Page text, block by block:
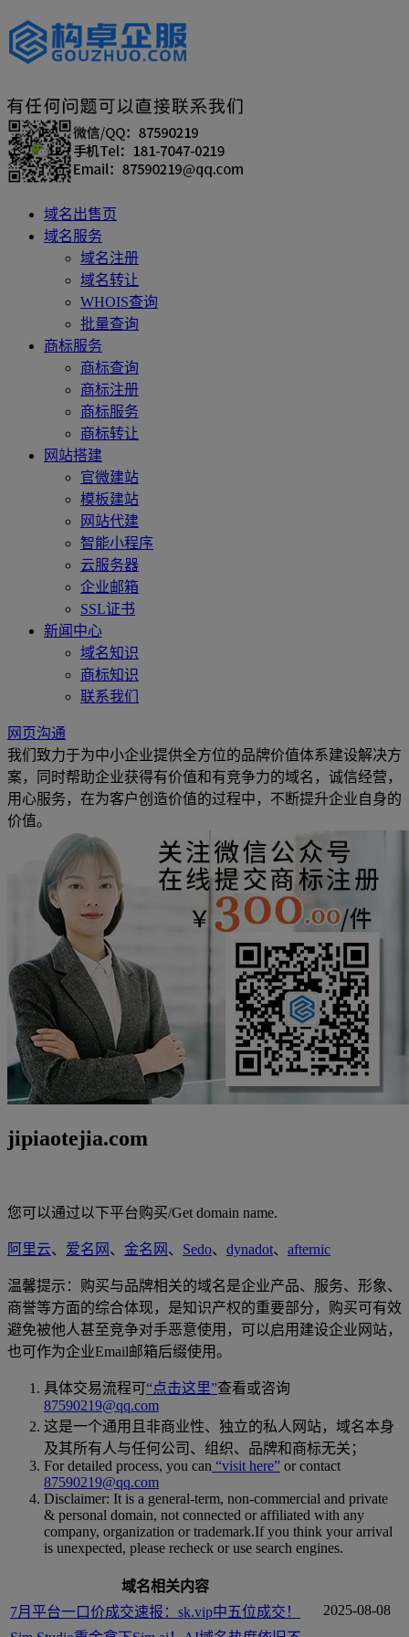
域名出售页
域名服务
域名注册
域名转让
WHOIS查询
批量查询
商标服务
商标查询
商标注册
商标服务
商标转让
网站搭建
官微建站
模板建站
网站代建
智能小程序
云服务器
企业邮箱
SSL证书
新闻中心
域名知识
商标知识
联系我们
网页沟通
我们致力于为中小企业提供全方位的品牌价值体系建设解决方
案，同时帮助企业获得有价值和有竞争力的域名，诚信经营，
用心服务，在为客户创造价值的过程中，不断提升企业自身的
价值。
jipiaotejia.com
您可以通过以下平台购买/Get domain name.
阿里云、 爱名网 、 金名网 、 Sedo、 dynadot、 afternic
温馨提示：购买与品牌相关的域名是企业产品、服务、形象、
商誉等方面的综合体现，是知识产权的重要部分，购买可有效
避免被他人甚至竞争对手恶意使用，可以启用建设企业网站，
也可作为企业Email邮箱后缀使用。
具体交易流程可“点击这里”查看或咨询
87590219@qq.com
这是一个通用且非商业性、独立的私人网站，域名本身
及其所有人与任何公司、组织、品牌和商标无关；
For detailed process, you can “visit here” or contact
87590219@qq.com
Disclaimer: It is a general-term, non-commercial and private
& personal domain, not connected or affiliated with any
company, organization or trademark.If you think your arrival
is unexpected, please recheck or use search engines.
域名相关内容
7月平台一口价成交速报：sk.vip中五位成交！
2025-08-08